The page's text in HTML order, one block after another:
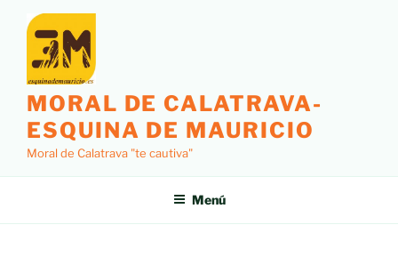
contenido
MORAL DE CALATRAVA-
ESQUINA DE MAURICIO
Moral de Calatrava "te cautiva"
Menú